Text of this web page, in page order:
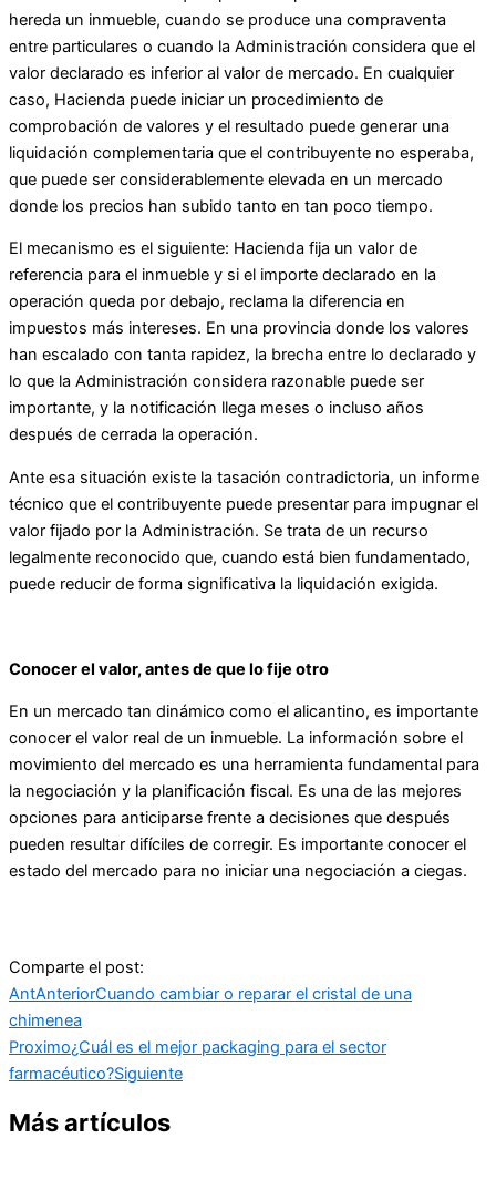
hereda un inmueble, cuando se produce una compraventa
entre particulares o cuando la Administración considera que el
valor declarado es inferior al valor de mercado. En cualquier
caso, Hacienda puede iniciar un procedimiento de
comprobación de valores y el resultado puede generar una
liquidación complementaria que el contribuyente no esperaba,
que puede ser considerablemente elevada en un mercado
donde los precios han subido tanto en tan poco tiempo.
El mecanismo es el siguiente: Hacienda fija un valor de
referencia para el inmueble y si el importe declarado en la
operación queda por debajo, reclama la diferencia en
impuestos más intereses. En una provincia donde los valores
han escalado con tanta rapidez, la brecha entre lo declarado y
lo que la Administración considera razonable puede ser
importante, y la notificación llega meses o incluso años
después de cerrada la operación.
Ante esa situación existe la tasación contradictoria, un informe
técnico que el contribuyente puede presentar para impugnar el
valor fijado por la Administración. Se trata de un recurso
legalmente reconocido que, cuando está bien fundamentado,
puede reducir de forma significativa la liquidación exigida.
Conocer el valor, antes de que lo fije otro
En un mercado tan dinámico como el alicantino, es importante
conocer el valor real de un inmueble. La información sobre el
movimiento del mercado es una herramienta fundamental para
la negociación y la planificación fiscal. Es una de las mejores
opciones para anticiparse frente a decisiones que después
pueden resultar difíciles de corregir. Es importante conocer el
estado del mercado para no iniciar una negociación a ciegas.
Comparte el post:
AntAnteriorCuando cambiar o reparar el cristal de una
chimenea
Proximo¿Cuál es el mejor packaging para el sector
farmacéutico?Siguiente
Más artículos